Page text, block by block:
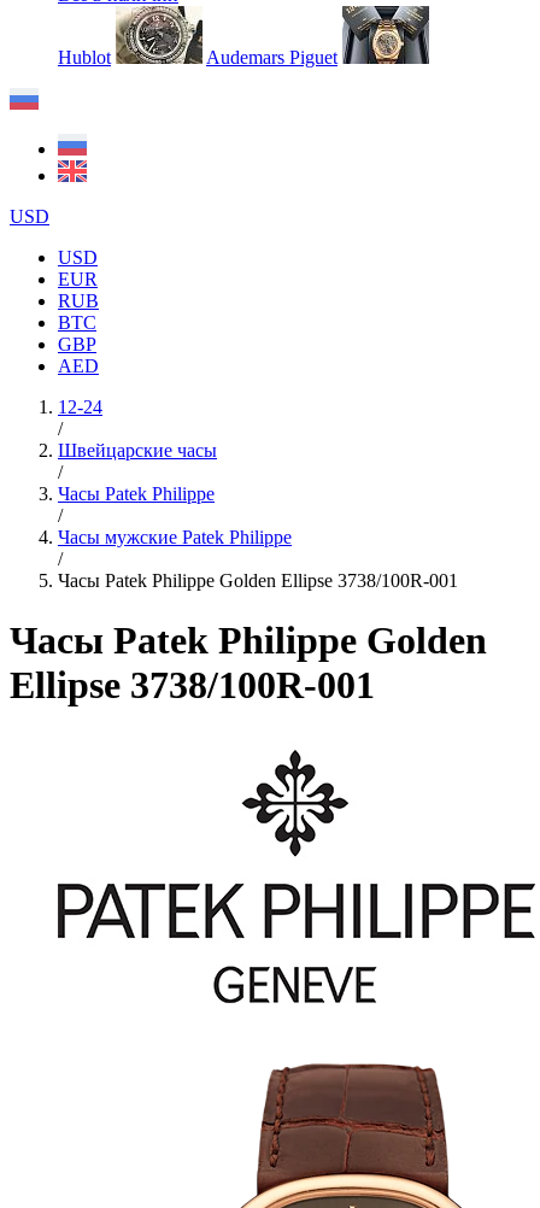
Hublot Audemars Piguet
USD
USD
EUR
RUB
BTC
GBP
AED
12-24
/
Швейцарские часы
/
Часы Patek Philippe
/
Часы мужские Patek Philippe
/
Часы Patek Philippe Golden Ellipse 3738/100R-001
Часы Patek Philippe Golden
Ellipse 3738/100R-001